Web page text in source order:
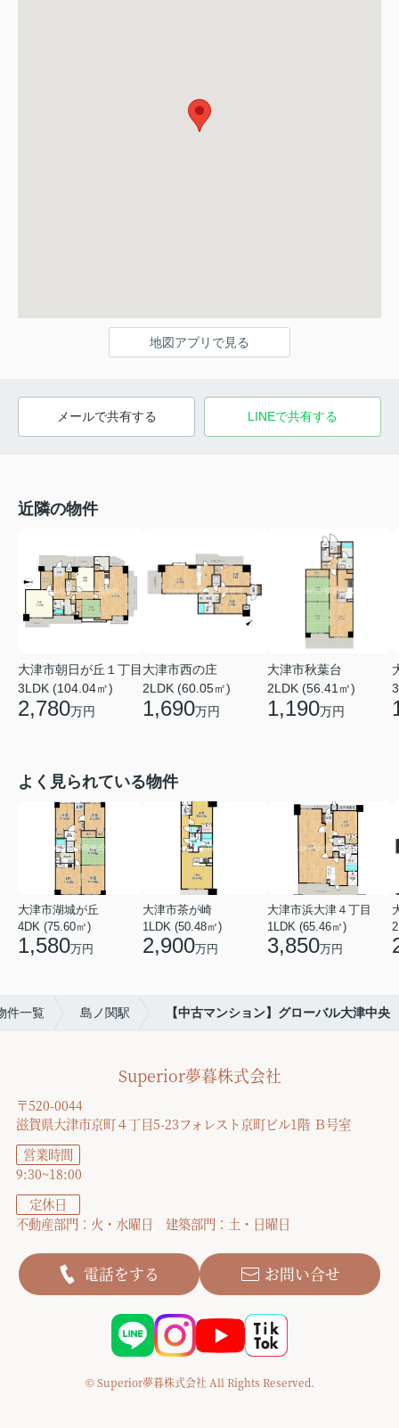
地図アプリで見る
メールで共有する LINEで共有する
近隣の物件
大津市朝日が丘１丁目
3LDK (104.04㎡)
2,780万円
大津市西の庄
2LDK (60.05㎡)
1,690万円
大津市秋葉台
2LDK (56.41㎡)
1,190万円
よく見られている物件
大津市湖城が丘
4DK (75.60㎡)
1,580万円
大津市茶が崎
1LDK (50.48㎡)
2,900万円
大津市浜大津４丁目
1LDK (65.46㎡)
3,850万円
件一覧 島ノ関駅 【中古マンション】グローバル大津中央
Superior夢暮株式会社
〒520-0044
滋賀県大津市京町４丁目5-23フォレスト京町ビル1階 Ｂ号室
営業時間
9:30~18:00
定休日
不動産部門：火・水曜日 建築部門：土・日曜日
電話をする お問い合せ
© Superior夢暮株式会社 All Rights Reserved.